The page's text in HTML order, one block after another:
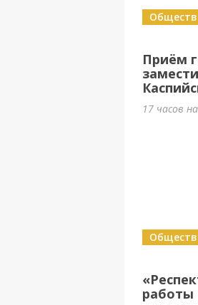
Приём
17 часов
работы